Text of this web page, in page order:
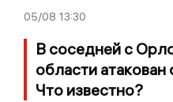
05/08 13:30
В соседней с
области
Что известно?